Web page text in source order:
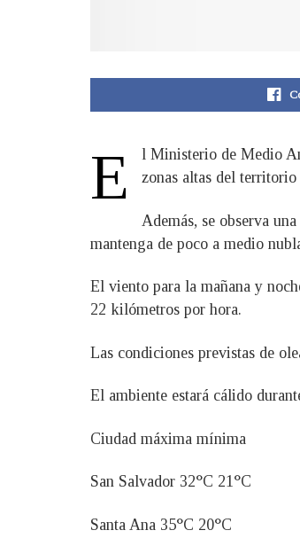
E
l Ministerio de Medio
zonas altas del territorio
Además, se observa
mantenga de poco a medio
El viento para la mañana y
22 kilómetros por hora.
Las condiciones previstas de
El ambiente estará cálido
Ciudad máxima mínima
San Salvador 32°C 21°C
Santa Ana 35°C 20°C